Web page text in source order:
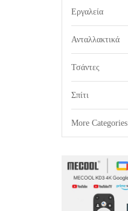
Εργαλεία
Ανταλλακτικά
Τσάντες
Σπίτι
More Categories